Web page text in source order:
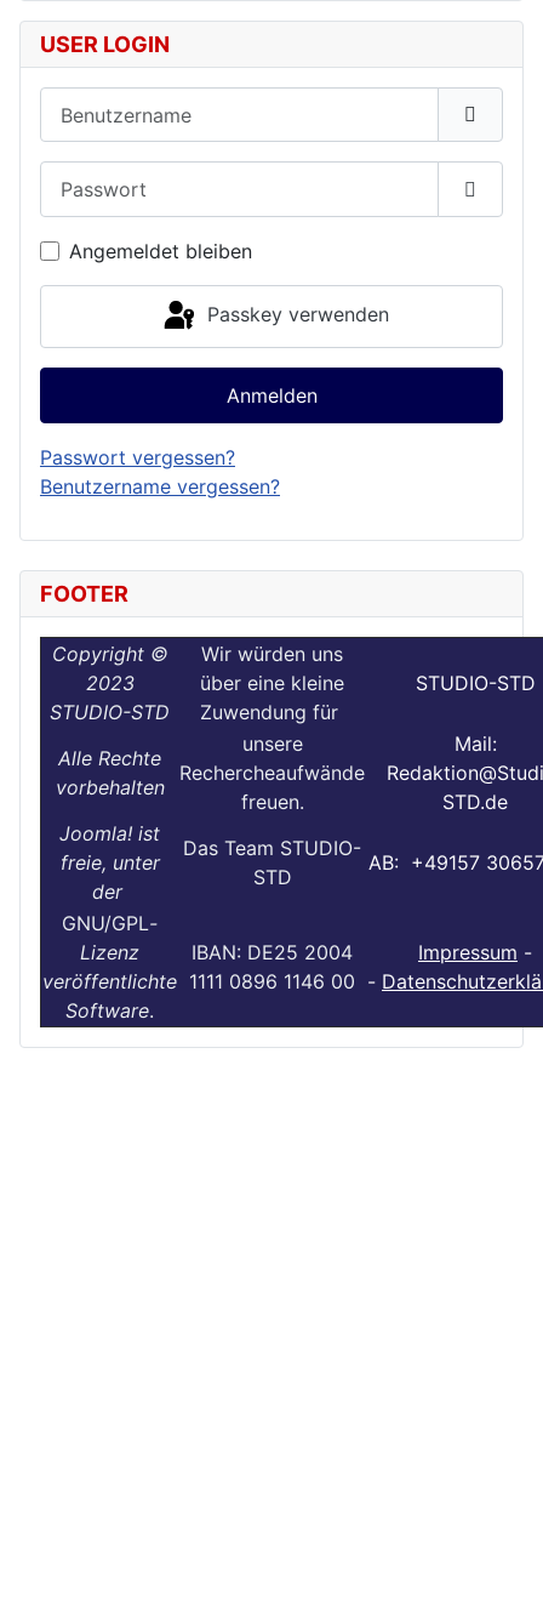
USER LOGIN
Angemeldet bleiben
Passkey verwenden
Anmelden
Passwort vergessen?
Benutzername vergessen?
FOOTER
Copyright ©
2023
STUDIO-STD
Wir würden uns
über eine kleine
Zuwendung für
STUDIO-STD
Alle Rechte
vorbehalten
unsere
Rechercheaufwände
freuen.
Mail:
STD.de
Joomla! ist
freie, unter
der
Das Team STUDIO-
STD
AB: +49157
GNU/GPL-
Lizenz
veröffentlichte
Software.
IBAN: DE25 2004
1111 0896 1146 00
Impressum -
-